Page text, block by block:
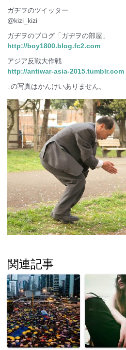
ガヂヲのツイッター
@kizi_kizi
ガヂヲのブログ「ガヂヲの部屋」
http://boy1800.blog.fc2.com
アジア反戦大作戦
http://antiwar-asia-2015.tumblr.com
↓の写真はかんけいありません。
関連記事